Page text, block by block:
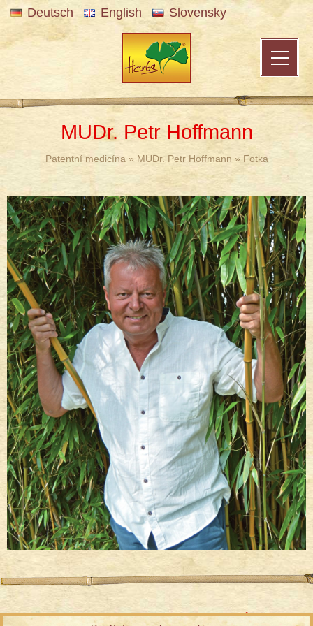
Deutsch English Slovensky
MUDr. Petr Hoffmann
Patentní medicína » MUDr. Petr Hoffmann » Fotka
Informace ke zpracování osobních údajů
®